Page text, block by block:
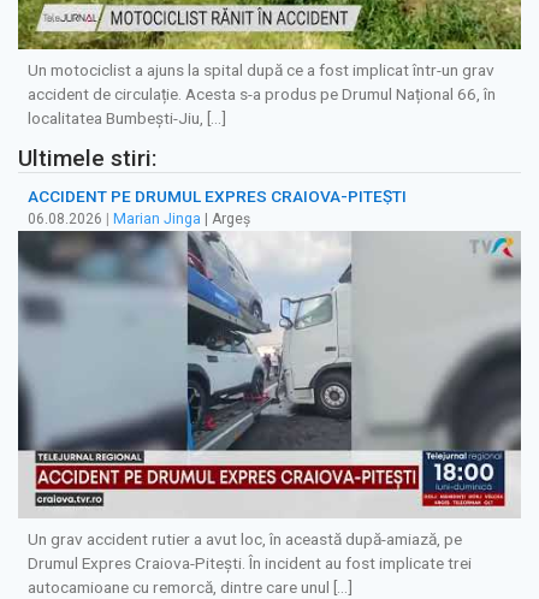
Un motociclist a ajuns la spital după ce a fost implicat într-un grav
accident de circulație. Acesta s-a produs pe Drumul Național 66, în
localitatea Bumbești-Jiu, […]
Ultimele stiri:
ACCIDENT PE DRUMUL EXPRES CRAIOVA-PITEȘTI
06.08.2026 Marian Jinga | Argeș
Un grav accident rutier a avut loc, în această după-amiază, pe
Drumul Expres Craiova-Pitești. În incident au fost implicate trei
autocamioane cu remorcă, dintre care unul […]